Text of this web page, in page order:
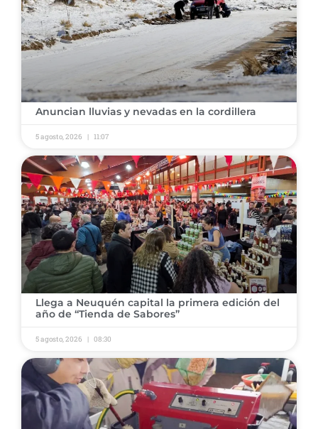
​Anuncian lluvias y nevadas en la cordillera ​
5 agosto, 2026 11:07
​Llega a Neuquén capital la primera edición del
año de “Tienda de Sabores” ​
5 agosto, 2026 08:30